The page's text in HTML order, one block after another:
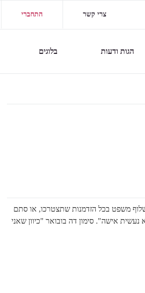
התחברי צרי קשר
הגות ודעות בלוגים
משפט בכל הזדמנות שתצטרכו, או סתם
אישה". סימון דה בובואר "כיוון שאני